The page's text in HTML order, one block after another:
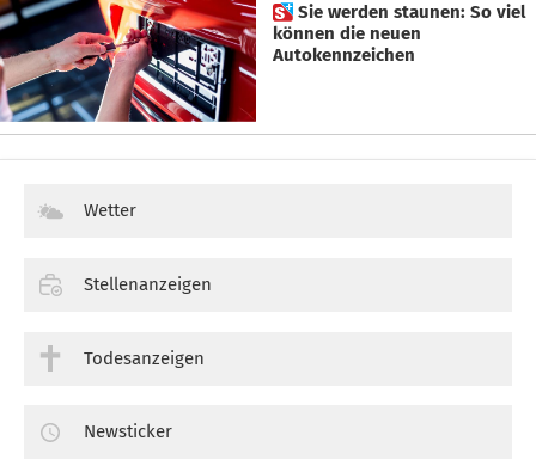
 Sie werden staunen: So viel
können die neuen
Autokennzeichen
Wetter
Stellenanzeigen
Todesanzeigen
Newsticker